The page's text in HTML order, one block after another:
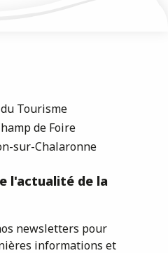
Tourisme
de Foire
sur-Chalaronne
l'actualité de la
newsletters pour
informations et